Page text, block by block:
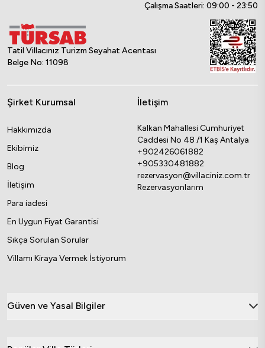
Çalışma Saatleri: 09:00 - 23:50
Tatil Villacınız Turizm Seyahat Acentası
Belge No: 11098
Şirket Kurumsal
Hakkımızda
Ekibimiz
Blog
İletişim
Para iadesi
En Uygun Fiyat Garantisi
Sıkça Sorulan Sorular
Villamı Kiraya Vermek İstiyorum
İletişim
Kalkan Mahallesi Cumhuriyet
Caddesi No 48 /1 Kaş Antalya
+902426061882
+905330481882
rezervasyon@villaciniz.com.tr
Rezervasyonlarım
Güven ve Yasal Bilgiler